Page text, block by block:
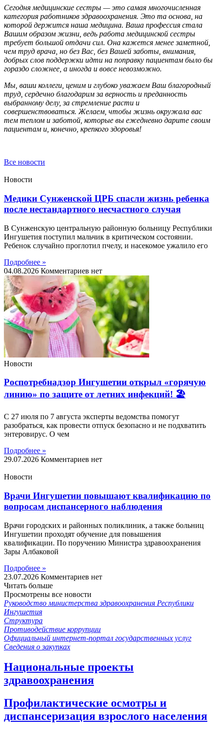
Сегодня медицинские сестры — это самая многочисленная
категория работников здравоохранения. Это та основа, на
которой держится наша медицина. Ваша профессия стала
Вашим образом жизни, ведь работа медицинской сестры
требует большой отдачи сил. Она кажется менее заметной,
чем труд врача, но без Вас, без Вашей заботы, внимания,
добрых слов поддержки идти на поправку пациентам было бы
гораздо сложнее, а иногда и вовсе невозможно.
Мы, ваши коллеги, ценим и глубоко уважаем Ваш благородный
труд, сердечно благодарим за верность и преданность
выбранному делу, за стремление расти и
совершенствоваться. Желаем, чтобы жизнь окружала вас
тем теплом и заботой, которые вы ежедневно дарите своим
пациентам и, конечно, крепкого здоровья!
Все новости
Новости
Медики Сунженской ЦРБ спасли жизнь ребенка
после нестандартного несчастного случая
В Сунженскую центральную районную больницу Республики
Ингушетия поступил мальчик в критическом состоянии.
Ребенок случайно проглотил пчелу, и насекомое ужалило его
Подробнее »
04.08.2026 Комментариев нет
Новости
Роспотребнадзор Ингушетии открыл «горячую
линию» по защите от летних инфекций! 🏖
С 27 июля по 7 августа эксперты ведомства помогут
разобраться, как провести отпуск безопасно и не подхватить
энтеровирус. О чем
Подробнее »
29.07.2026 Комментариев нет
Новости
Врачи Ингушетии повышают квалификацию по
вопросам диспансерного наблюдения
Врачи городских и районных поликлиник, а также больниц
Ингушетии проходят обучение для повышения
квалификации. По поручению Министра здравоохранения
Зары Албаковой
Подробнее »
23.07.2026 Комментариев нет
Читать больше
Просмотрены все новости
Руководство министерства здравоохранения Республики
Ингушетия
Структура
Противодействие коррупции
Официальный интернет-портал государственных услуг
Сведения о закупках
Национальные проекты
здравоохранения
Профилактические осмотры и
диспансеризация взрослого населения